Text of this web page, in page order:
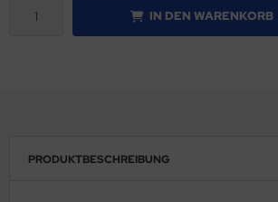
IN DEN WARENKORB
PRODUKTBESCHREIBUNG